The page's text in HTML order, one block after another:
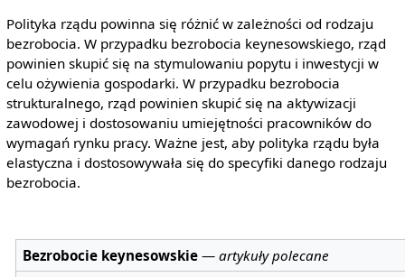
Polityka rządu powinna się różnić w zależności od rodzaju
bezrobocia. W przypadku bezrobocia keynesowskiego, rząd
powinien skupić się na stymulowaniu popytu i inwestycji w
celu ożywienia gospodarki. W przypadku bezrobocia
strukturalnego, rząd powinien skupić się na aktywizacji
zawodowej i dostosowaniu umiejętności pracowników do
wymagań rynku pracy. Ważne jest, aby polityka rządu była
elastyczna i dostosowywała się do specyfiki danego rodzaju
bezrobocia.
Bezrobocie keynesowskie —artykuły polecane